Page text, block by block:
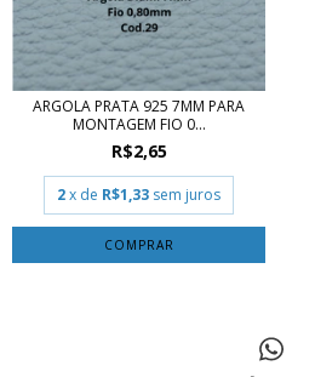
ARGOLA PRATA 925 7MM PARA
MONTAGEM FIO 0...
R$2,65
2x de R$1,33 sem juros
COMPRAR